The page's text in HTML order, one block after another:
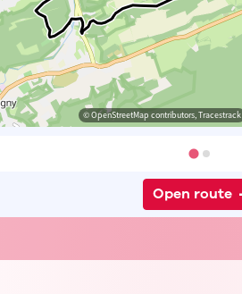
© OpenStreetMap contributors, Tracestrack
Open route